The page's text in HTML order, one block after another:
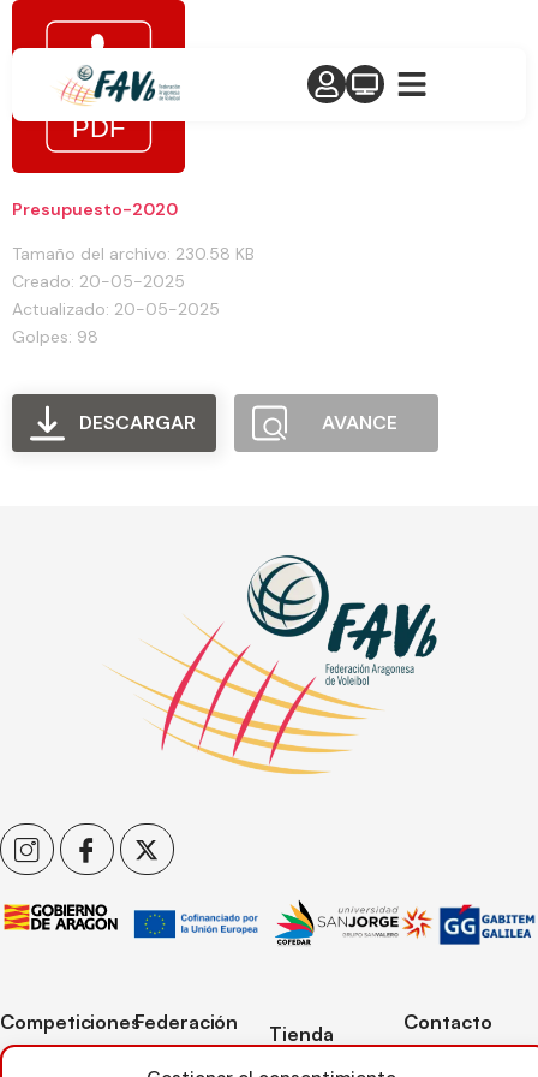
Presupuesto-2020
Tamaño del archivo: 230.58 KB
Creado: 20-05-2025
Actualizado: 20-05-2025
Golpes: 98
DESCARGAR AVANCE
Competiciones
Competiciones
Federación
Tienda
Mi cuenta
Contacto